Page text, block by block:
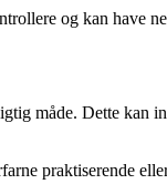
og kan have
måde. Dette
praktiserende